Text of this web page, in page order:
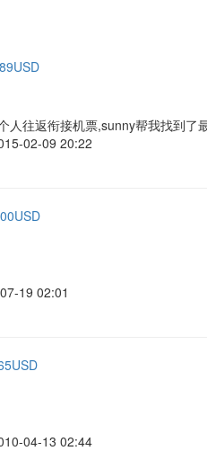
人往返衔接机票,sunny帮我找到了
02-09 20:22
19 02:01
04-13 02:44